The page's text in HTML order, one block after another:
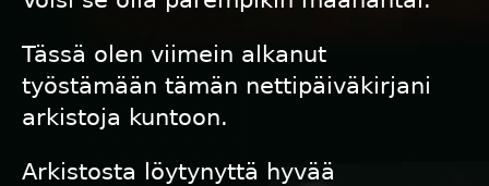
Tässä olen viimein alkanut
työstämään tämän nettipäiväkirjani
arkistoja kuntoon.
Arkistosta löytynyttä hyvää